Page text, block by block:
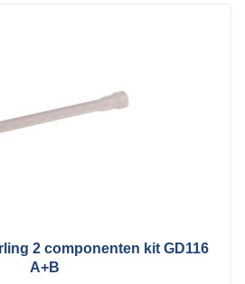
2 componenten kit GD116
A+B